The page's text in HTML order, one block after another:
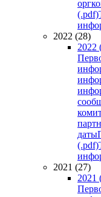
(.pdf)
2022 (28)
2022
даты
(.pdf)
2021 (27)
2021